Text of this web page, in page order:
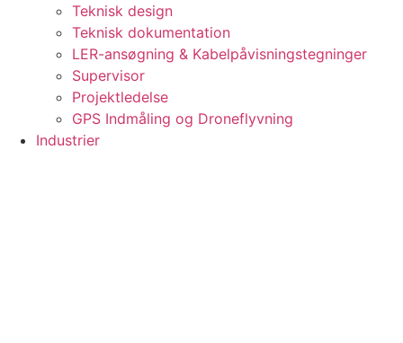
Teknisk design
Teknisk dokumentation
LER-ansøgning & Kabelpåvisningstegninger
Supervisor
Projektledelse
GPS Indmåling og Droneflyvning
Industrier